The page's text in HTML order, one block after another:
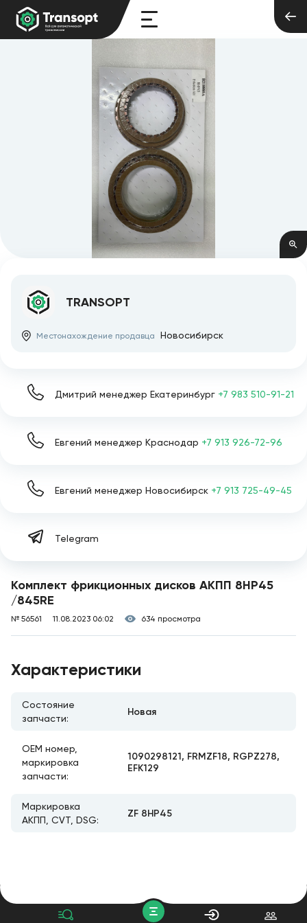
Комплект фрикционных дисков АКПП 8HP45
/845RE
№ 56561 11.08.2023 06:02 634 просмотра
Характеристики
Состояние
запчасти:
Новая
ОЕМ номер,
маркировка
запчасти:
1090298121, FRMZF18, RGPZ278,
EFK129
Маркировка
АКПП, CVT, DSG:
ZF 8HP45
Telegram
Евгений менеджер Новосибирск +7 913 725-49-45
Евгений менеджер Краснодар +7 913 926-72-96
Дмитрий менеджер Екатеринбург +7 983 510-91-21
TRANSOPT
Местонахождение продавца Новосибирск